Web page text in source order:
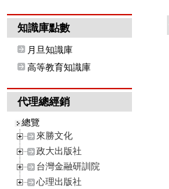
知識庫點數
月旦知識庫
高等教育知識庫
代理總經銷
總覽
來勝文化
政大出版社
台灣金融研訓院
心理出版社